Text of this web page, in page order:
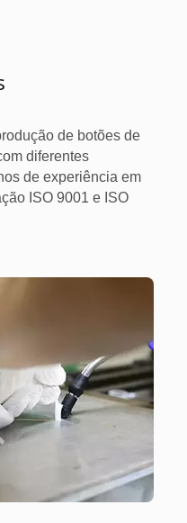
de botões de
diferentes
de experiência em
ISO 9001 e ISO